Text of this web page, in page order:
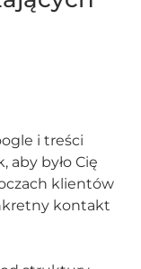
i treści
było Cię
klientów
kontakt